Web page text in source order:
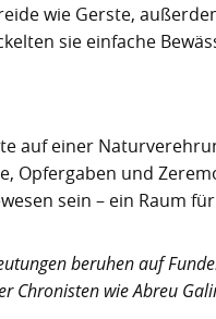
wie Gerste,
sie einfache
auf einer
Opfergaben und
sein – ein Raum
beruhen auf
Chronisten wie Abreu